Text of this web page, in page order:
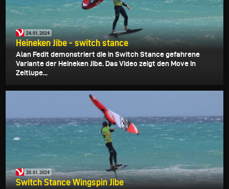
24.01.2024
Heineken Jibe - switch stance
Alan Fedit demonstriert die in Switch Stance gefahrene
Variante der Heineken Jibe. Das Video zeigt den Move in
Zeitlupe...
20.01.2024
Switch Stance Wingspin Jibe